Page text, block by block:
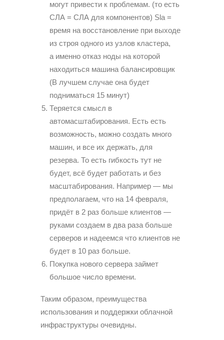
могут привести к проблемам. (то есть
СЛА = СЛА для компонентов) Sla =
время на восстановление при выходе
из строя одного из узлов кластера,
а именно отказ ноды на которой
находиться машина балансировщик
(В лучшем случае она будет
подниматься 15 минут)
Теряется смысл в
автомасштабирования. Есть есть
возможность, можно создать много
машин, и все их держать, для
резерва. То есть гибкость тут не
будет, всё будет работать и без
масштабирования. Например — мы
предполагаем, что на 14 февраля,
придёт в 2 раз больше клиентов —
руками создаем в два раза больше
серверов и надеемся что клиентов не
будет в 10 раз больше.
Покупка нового сервера займет
большое число времени.
Таким образом, преимущества
использования и поддержки облачной
инфраструктуры очевидны.